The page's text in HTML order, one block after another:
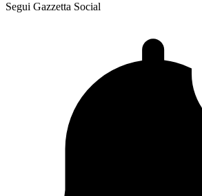
Segui Gazzetta Social